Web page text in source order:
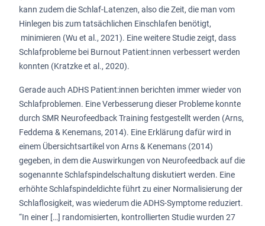
kann zudem die Schlaf-Latenzen, also die Zeit, die man vom
Hinlegen bis zum tatsächlichen Einschlafen benötigt,
minimieren (Wu et al., 2021). Eine weitere Studie zeigt, dass
Schlafprobleme bei Burnout Patient:innen verbessert werden
konnten (Kratzke et al., 2020).
Gerade auch ADHS Patient:innen berichten immer wieder von
Schlafproblemen. Eine Verbesserung dieser Probleme konnte
durch SMR Neurofeedback Training festgestellt werden (Arns,
Feddema & Kenemans, 2014). Eine Erklärung dafür wird in
einem Übersichtsartikel von Arns & Kenemans (2014)
gegeben, in dem die Auswirkungen von Neurofeedback auf die
sogenannte Schlafspindelschaltung diskutiert werden. Eine
erhöhte Schlafspindeldichte führt zu einer Normalisierung der
Schlaflosigkeit, was wiederum die ADHS-Symptome reduziert.
“In einer […] randomisierten, kontrollierten Studie wurden 27